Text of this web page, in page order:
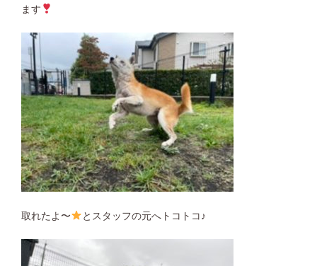
ます
取れたよ〜 とスタッフの元へトコトコ♪